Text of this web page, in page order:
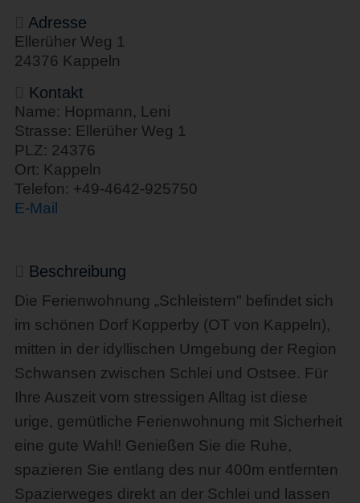
Adresse
Ellerüher Weg 1
24376 Kappeln
Kontakt
Name: Hopmann, Leni
Strasse: Ellerüher Weg 1
PLZ: 24376
Ort: Kappeln
Telefon: +49-4642-925750
E-Mail
Beschreibung
Die Ferienwohnung „Schleistern" befindet sich
im schönen Dorf Kopperby (OT von Kappeln),
mitten in der idyllischen Umgebung der Region
Schwansen zwischen Schlei und Ostsee. Für
Ihre Auszeit vom stressigen Alltag ist diese
urige, gemütliche Ferienwohnung mit Sicherheit
eine gute Wahl! Genießen Sie die Ruhe,
spazieren Sie entlang des nur 400m entfernten
Spazierweges direkt an der Schlei und lassen